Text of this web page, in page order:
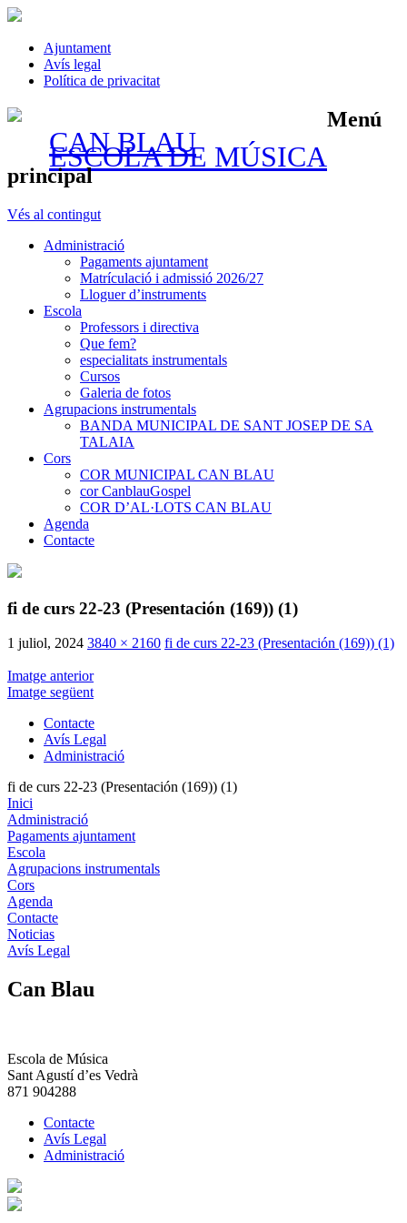
Ajuntament
Avís legal
Política de privacitat
CAN BLAU
ESCOLA DE MÚSICA
Menú
principal
Vés al contingut
Administració
Pagaments ajuntament
Matrículació i admissió 2026/27
Lloguer d’instruments
Escola
Professors i directiva
Que fem?
especialitats instrumentals
Cursos
Galeria de fotos
Agrupacions instrumentals
BANDA MUNICIPAL DE SANT JOSEP DE SA
TALAIA
Cors
COR MUNICIPAL CAN BLAU
cor CanblauGospel
COR D’AL·LOTS CAN BLAU
Agenda
Contacte
fi de curs 22-23 (Presentación (169)) (1)
1 juliol, 2024 3840 × 2160 fi de curs 22-23 (Presentación (169)) (1)
Imatge anterior
Imatge següent
Contacte
Avís Legal
Administració
fi de curs 22-23 (Presentación (169)) (1)
Inici
Administració
Pagaments ajuntament
Escola
Agrupacions instrumentals
Cors
Agenda
Contacte
Noticias
Avís Legal
Can Blau
Escola de Música
Sant Agustí d’es Vedrà
871 904288
Contacte
Avís Legal
Administració